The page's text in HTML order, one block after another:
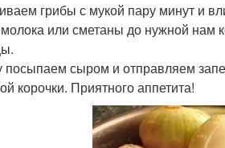
грибы с мукой пару минут и
или сметаны до нужной нам
посыпаем сыром и отправляем
корочки. Приятного аппетита!